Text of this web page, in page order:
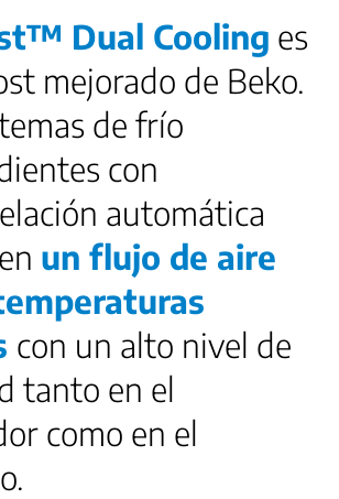
Dual Cooling es
mejorado de Beko.
de frío
con
automática
un flujo de aire
con un alto nivel de
tanto en el
como en el